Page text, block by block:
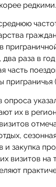
редкими.
раза в
часть
приграничья
опроса
их в
закупка
визитов